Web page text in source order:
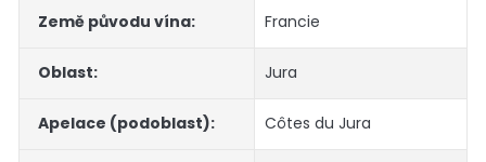
Země původu vína: Francie
Oblast: Jura
Apelace (podoblast): Côtes du Jura